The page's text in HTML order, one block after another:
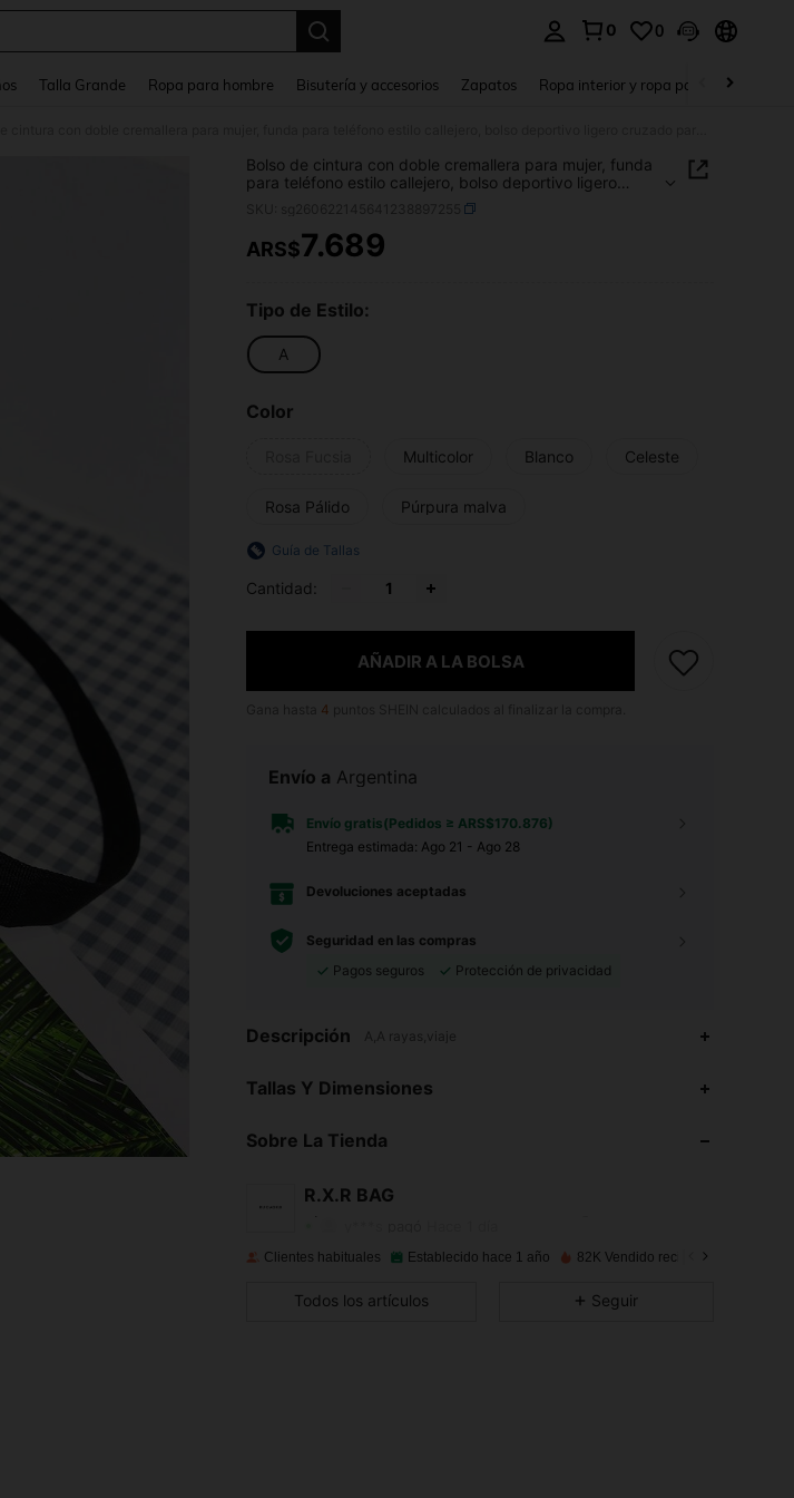
0 0
Talla Grande Ropa para hombre Bisutería y accesorios Zapatos Ropa interior y ropa para dormir
Bolso de cintura con doble cremallera para mujer, funda
para teléfono estilo callejero, bolso deportivo ligero
PRICE AND AVAILABILITY
ARS$7.689
Tipo de Estilo:
A
Color
Multicolor Blanco Celeste
Rosa Pálido Púrpura malva
Guía de Tallas
Cantidad:
AÑADIR A LA BOLSA
4
Envío a Argentina
Envío gratis(Pedidos ≥ ARS$170.876)
Entrega estimada: Ago 21 - Ago 28
Devoluciones aceptadas
Seguridad en las compras
Pagos seguros
Protección de privacidad
Descripción A,A rayas,viaje
Tallas Y Dimensiones
Sobre La Tienda
R.X.R BAG
4,93
4,93 73 1.7K
4,93
Clientes habituales Establecido hace 1 año 82K Vendido recientemente
Todos los artículos Seguir